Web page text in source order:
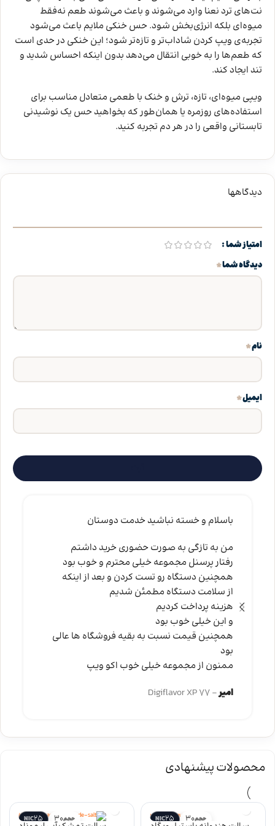
نت‌های ترد نعنا وارد می‌شوند و باعث می‌شوند طعم نه‌فقط
میوه‌ای بلکه انرژی‌بخش شود. حس خنکی ملایم باعث می‌شود
تجربه‌ی ویپ کردن شاداب‌تر و تازه‌تر شود؛ این خنکی در حدی است
که طعم‌ها را به خوبی انتقال می‌دهد بدون اینکه احساس شدید و
تند ایجاد کند.
ویپی میوه‌ای، تازه، ترش و خنک با طعمی متعادل مناسب برای
استفاده‌های روزمره یا همان‌طور که بخواهید حس یک نوشیدنی
تابستانی واقعی را در هر دم تجربه کنید.
دیدگاهها
امتیاز شما
دیدگاه شما*
نام*
ایمیل*
باسلام و خسته نباشید خدمت دوستان
من به تازگی به صورت حضوری خرید داشتم
رفتار پرسنل مجموعه خیلی محترم و خوب بود
همچنین دستگاه رو تست کردن و بعد از اینکه
از سلامت دستگاه مطمئن شدیم
هزینه پرداخت کردیم
و این خیلی خوب بود
همچنین قیمت نسبت به بقیه فروشگاه ها عالی
بود
ممنون از مجموعه خیلی خوب اکو ویپ
امیر Digiflavor XP 77
محصولات پیشنهادی
حجم30
25
NIC حجم30
25
NIC